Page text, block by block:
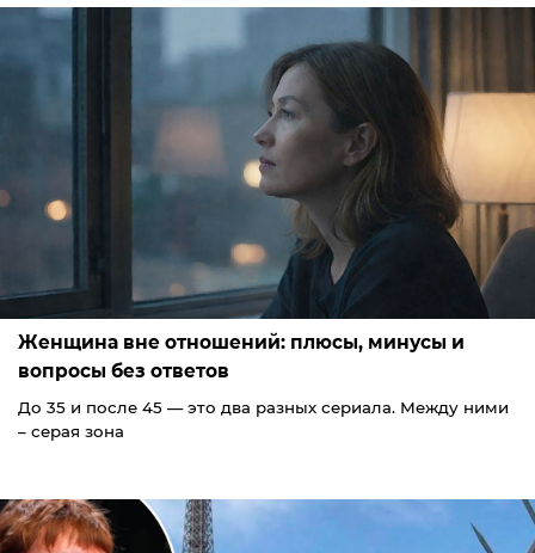
Женщина вне отношений: плюсы, минусы и
вопросы без ответов
До 35 и после 45 — это два разных сериала. Между ними
– серая зона